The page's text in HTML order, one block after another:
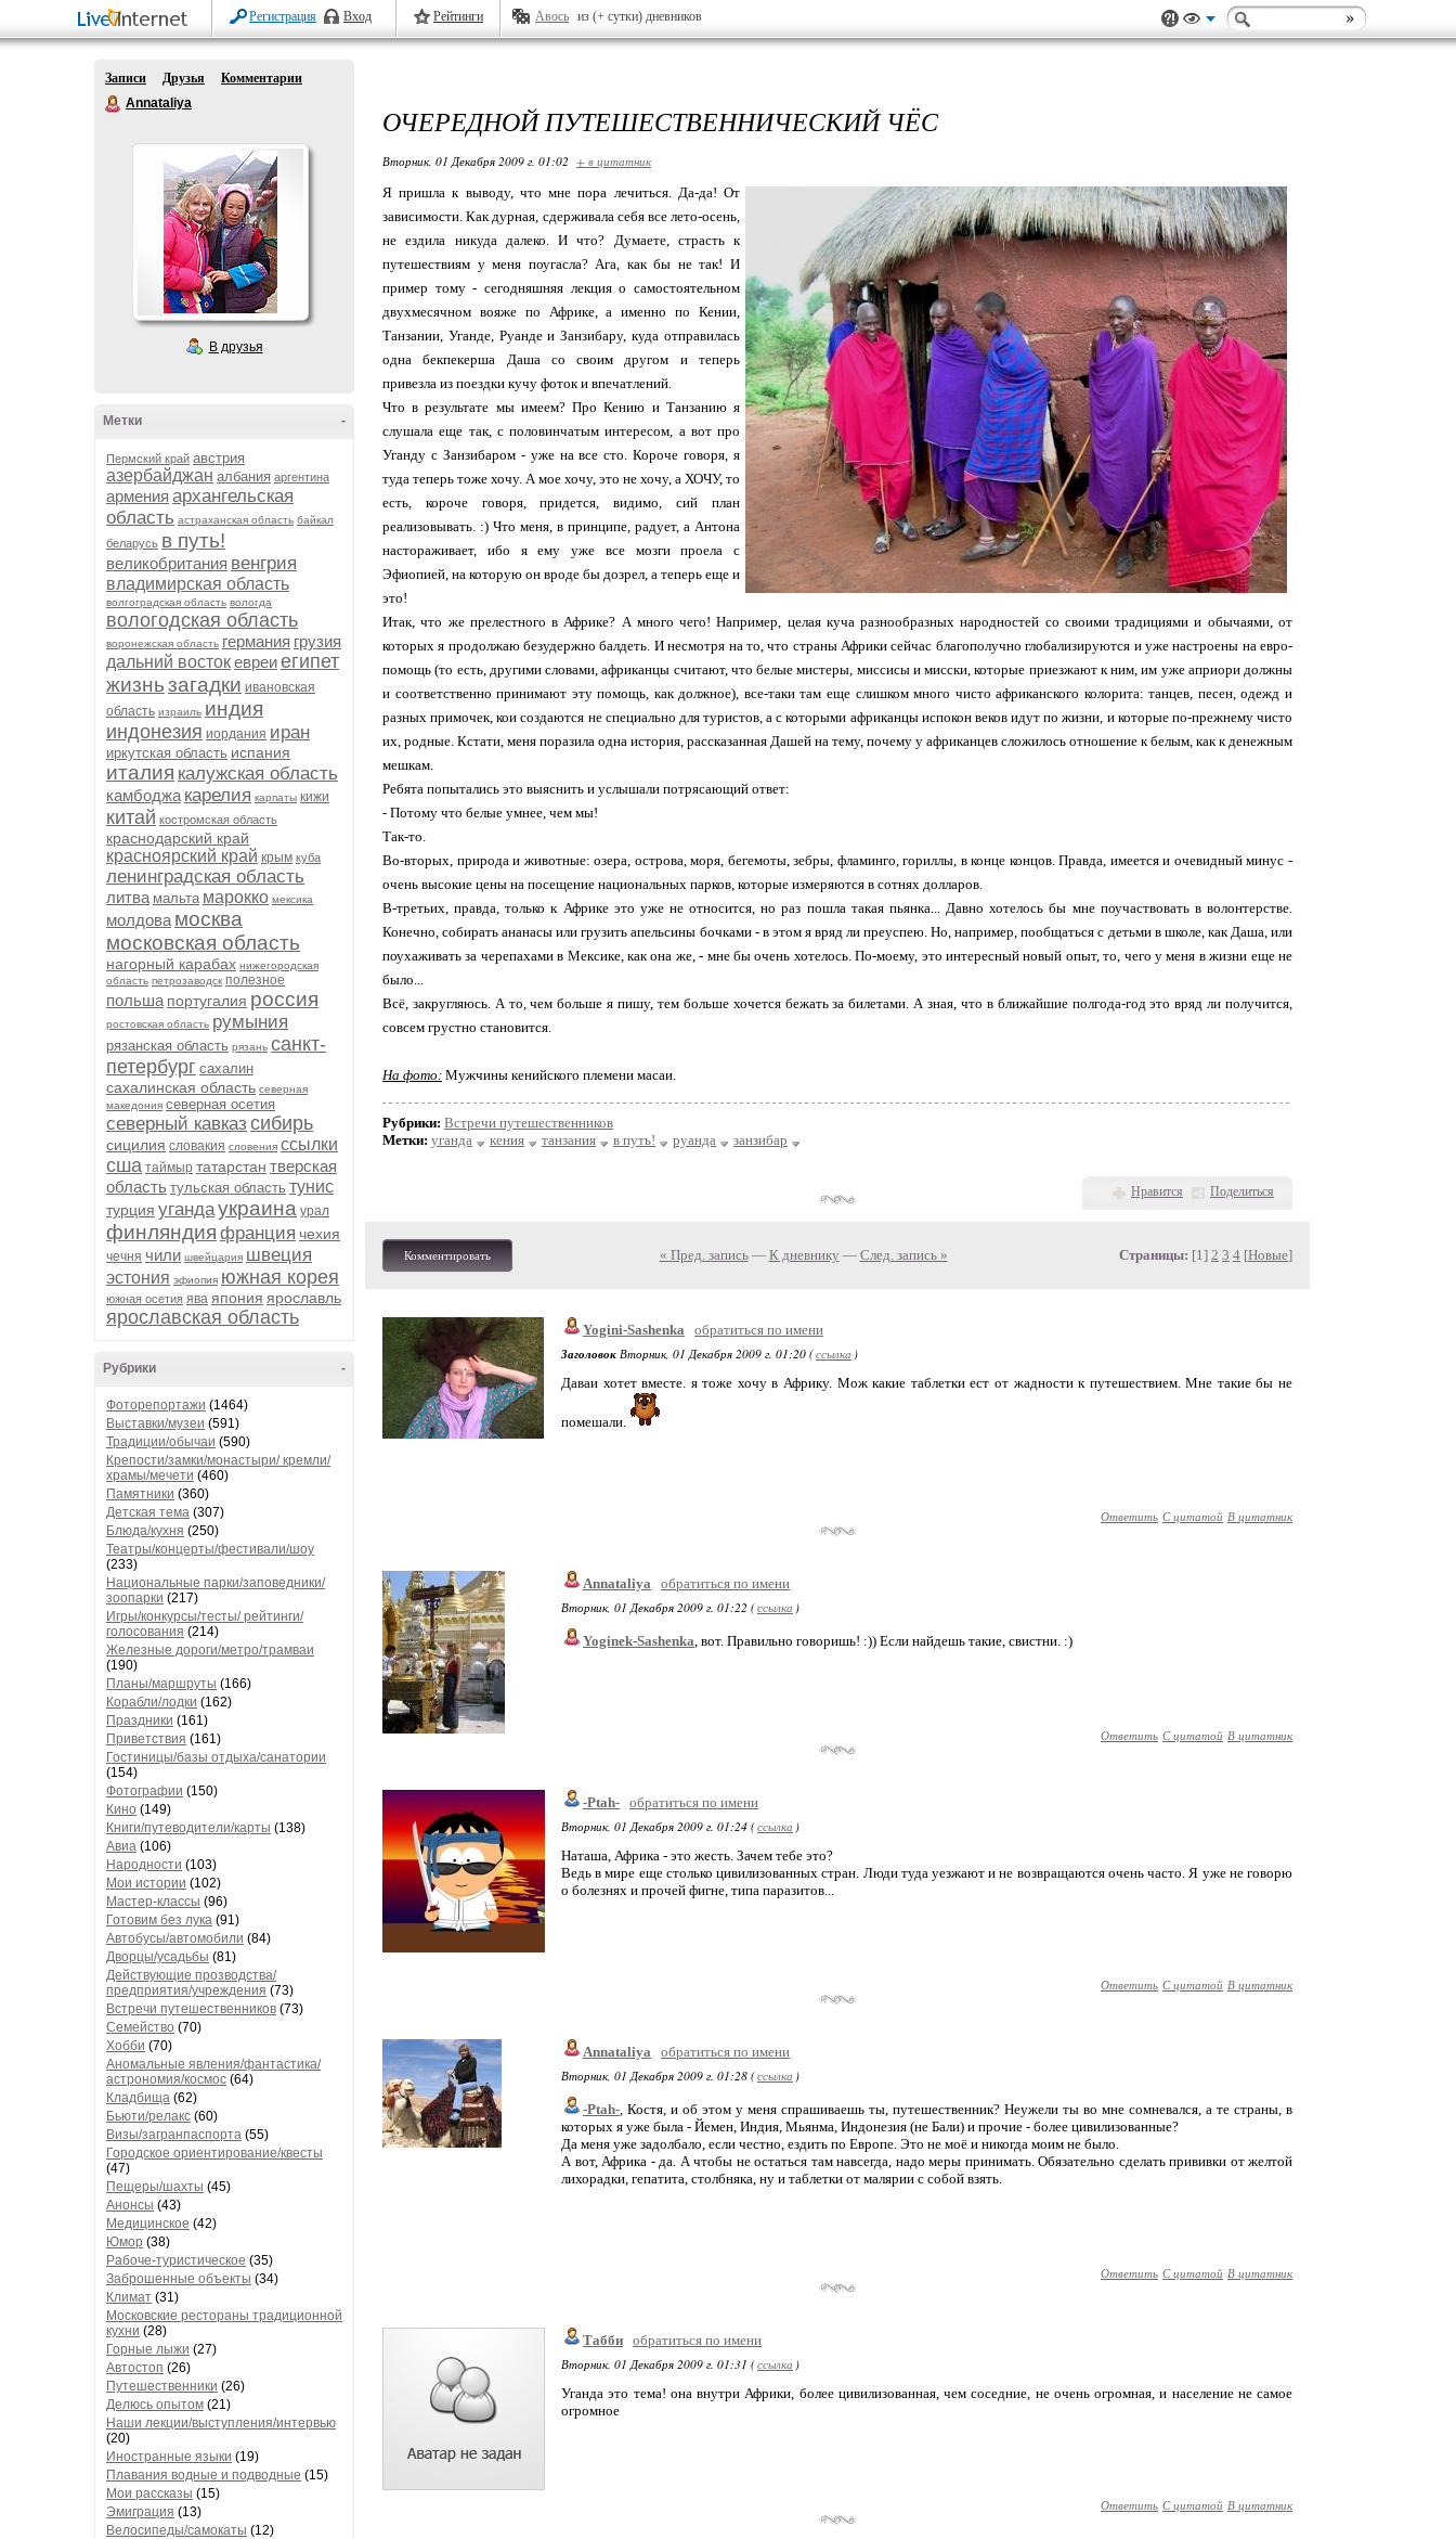
Регистрация Вход Рейтинги Авось из (+ сутки) дневников
Записи Друзья
Комментарии
Annataliya
В друзья
-
Метки
Пермский край австрия
азербайджан албания аргентина
армения архангельская
область астраханская область байкал
беларусь в путь!
великобритания венгрия
владимирская область
волгоградская область вологда
вологодская область
воронежская область германия грузия
дальний востокевреиегипет
жизньзагадки ивановская
область израиль индия
индонезия иордания иран
иркутская область испания
италия калужская область
камбоджа карелия карпаты кижи
китай костромская область
краснодарский край
красноярский край крым куба
ленинградская область
литва мальта марокко мексика
молдова москва
московская область
нагорный карабах нижегородская
область петрозаводск полезное
польша португалия россия
ростовская область румыния
рязанская область рязань санкт-
петербург сахалин
сахалинская область северная
македония северная осетия
северный кавказ сибирь
сицилия словакия словения ссылки
сша таймыр татарстан тверская
область тульская область тунис
турция угандаукраина урал
финляндия франция чехия
чечня чили швейцария швеция
эстония эфиопия южная корея
южная осетия ява япония ярославль
ярославская область
-
Рубрики
Фоторепортажи (1464)
Выставки/музеи (591)
Традиции/обычаи (590)
Крепости/замки/монастыри/ кремли/
храмы/мечети (460)
Памятники (360)
Детская тема (307)
Блюда/кухня (250)
Театры/концерты/фестивали/шоу
(233)
Национальные парки/заповедники/
зоопарки (217)
Игры/конкурсы/тесты/ рейтинги/
голосования (214)
Железные дороги/метро/трамваи
(190)
Планы/маршруты (166)
Корабли/лодки (162)
Праздники (161)
Приветствия (161)
Гостиницы/базы отдыха/санатории
(154)
Фотографии (150)
Кино (149)
Книги/путеводители/карты (138)
Авиа (106)
Народности (103)
Мои истории (102)
Мастер-классы (96)
Готовим без лука (91)
Автобусы/автомобили (84)
Дворцы/усадьбы (81)
Действующие прозводства/
предприятия/учреждения (73)
Встречи путешественников (73)
Семейство (70)
Хобби (70)
Аномальные явления/фантастика/
астрономия/космос (64)
Кладбища (62)
Бьюти/релакс (60)
Визы/загранпаспорта (55)
Городское ориентирование/квесты
(47)
Пещеры/шахты (45)
Анонсы (43)
Медицинское (42)
Юмор (38)
Рабоче-туристическое (35)
Заброшенные объекты (34)
Климат (31)
Московские рестораны традиционной
кухни (28)
Горные лыжи (27)
Автостоп (26)
Путешественники (26)
Делюсь опытом (21)
Наши лекции/выступления/интервью
(20)
Иностранные языки (19)
Плавания водные и подводные (15)
Мои рассказы (15)
Эмиграция (13)
Велосипеды/самокаты (12)
ОЧЕРЕДНОЙ ПУТЕШЕСТВЕННИЧЕСКИЙ ЧЁС
Вторник, 01 Декабря 2009 г. 01:02 + в цитатник
Я пришла к выводу, что мне пора лечиться. Да-да! От
зависимости. Как дурная, сдерживала себя все лето-осень,
не ездила никуда далеко. И что? Думаете, страсть к
путешествиям у меня поугасла? Ага, как бы не так! И
пример тому - сегодняшняя лекция о самостоятельном
двухмесячном вояже по Африке, а именно по Кении,
Танзании, Уганде, Руанде и Занзибару, куда отправилась
одна бекпекерша Даша со своим другом и теперь
привезла из поездки кучу фоток и впечатлений.
Что в результате мы имеем? Про Кению и Танзанию я
слушала еще так, с половинчатым интересом, а вот про
Уганду с Занзибаром - уже на все сто. Короче говоря, я
туда теперь тоже хочу. А мое хочу, это не хочу, а ХОЧУ, то
есть, короче говоря, придется, видимо, сий план
реализовывать. :) Что меня, в принципе, радует, а Антона
настораживает, ибо я ему уже все мозги проела с
Эфиопией, на которую он вроде бы дозрел, а теперь еще и
это!
Итак, что же прелестного в Африке? А много чего! Например, целая куча разнообразных народностей со своими традициями и обычаями, от
которых я продолжаю безудержно балдеть. И несмотря на то, что страны Африки сейчас благополучно глобализируются и уже настроены на евро-
помощь (то есть, другими словами, африканцы считают, что белые мистеры, миссисы и мисски, которые приезжают к ним, им уже априори должны
и соответственно принимают эту помощь, как должное), все-таки там еще слишком много чисто африканского колорита: танцев, песен, одежд и
разных примочек, кои создаются не специально для туристов, а с которыми африканцы испокон веков идут по жизни, и которые по-прежнему чисто
их, родные. Кстати, меня поразила одна история, рассказанная Дашей на тему, почему у африканцев сложилось отношение к белым, как к денежным
мешкам.
Ребята попытались это выяснить и услышали потрясающий ответ:
- Потому что белые умнее, чем мы!
Так-то.
Во-вторых, природа и животные: озера, острова, моря, бегемоты, зебры, фламинго, гориллы, в конце концов. Правда, имеется и очевидный минус -
очень высокие цены на посещение национальных парков, которые измеряются в сотнях долларов.
В-третьих, правда, только к Африке это уже не относится, но раз пошла такая пьянка... Давно хотелось бы мне поучаствовать в волонтерстве.
Конечно, собирать ананасы или грузить апельсины бочками - в этом я вряд ли преуспею. Но, например, пообщаться с детьми в школе, как Даша, или
поухаживать за черепахами в Мексике, как она же, - мне бы очень хотелось. По-моему, это интересный новый опыт, то, чего у меня в жизни еще не
было...
Всё, закругляюсь. А то, чем больше я пишу, тем больше хочется бежать за билетами. А зная, что в ближайшие полгода-год это вряд ли получится,
совсем грустно становится.
На фото: Мужчины кенийского племени масаи.
Рубрики: Встречи путешественников
Метки: уганда кения танзания в путь! руанда занзибар
Нравится Поделиться
Комментировать « Пред. запись— К дневнику — След. запись » Страницы: [1] 2 3 4 [Новые]
Yogini-Sashenka обратиться по имени
Заголовок Вторник, 01 Декабря 2009 г. 01:20 (ссылка )
Даваи хотет вместе. я тоже хочу в Африку. Мож какие таблетки ест от жадности к путешествием. Мне такие бы не
помешали.
Ответить С цитатой В цитатник
Annataliya
обратиться по имени
Вторник, 01 Декабря 2009 г. 01:22 (ссылка )
Yoginek-Sashenka, вот. Правильно говоришь! :)) Если найдешь такие, свистни. :)
Ответить С цитатой В цитатник
-Ptah- обратиться по имени
Вторник, 01 Декабря 2009 г. 01:24 (ссылка )
Наташа, Африка - это жесть. Зачем тебе это?
Ведь в мире еще столько цивилизованных стран. Люди туда уезжают и не возвращаются очень часто. Я уже не говорю
о болезнях и прочей фигне, типа паразитов...
Ответить С цитатой В цитатник
Annataliya
обратиться по имени
Вторник, 01 Декабря 2009 г. 01:28 (ссылка )
-Ptah-, Костя, и об этом у меня спрашиваешь ты, путешественник? Неужели ты во мне сомневался, а те страны, в
которых я уже была - Йемен, Индия, Мьянма, Индонезия (не Бали) и прочие - более цивилизованные?
Да меня уже задолбало, если честно, ездить по Европе. Это не моё и никогда моим не было.
А вот, Африка - да. А чтобы не остаться там навсегда, надо меры принимать. Обязательно сделать прививки от желтой
лихорадки, гепатита, столбняка, ну и таблетки от малярии с собой взять.
Ответить С цитатой В цитатник
Табби обратиться по имени
Вторник, 01 Декабря 2009 г. 01:31 (ссылка )
Уганда это тема! она внутри Африки, более цивилизованная, чем соседние, не очень огромная, и население не самое
огромное
Ответить С цитатой В цитатник